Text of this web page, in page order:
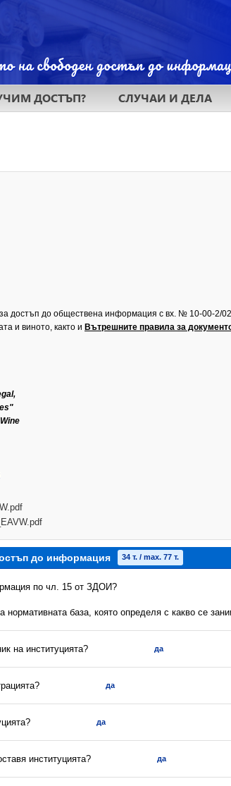
ДОСТЪП? СЛУЧАИ И ДЕЛА
достъп до обществена информация с вх. № 10-00-2/
и виното, както и Вътрешните правила за
s"
до информация 34 т. / max. 77 т.
по чл. 15 от ЗДОИ?
база, която определя с какво се
на институцията? да
да
да
институцията? да